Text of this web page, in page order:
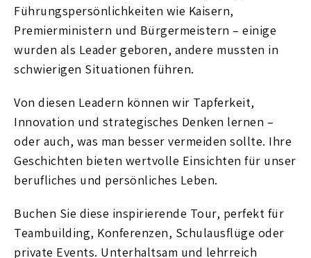
Führungspersönlichkeiten wie Kaisern,
Premierministern und Bürgermeistern – einige
wurden als Leader geboren, andere mussten in
schwierigen Situationen führen.
Von diesen Leadern können wir Tapferkeit,
Innovation und strategisches Denken lernen –
oder auch, was man besser vermeiden sollte. Ihre
Geschichten bieten wertvolle Einsichten für unser
berufliches und persönliches Leben.
Buchen Sie diese inspirierende Tour, perfekt für
Teambuilding, Konferenzen, Schulausflüge oder
private Events. Unterhaltsam und lehrreich